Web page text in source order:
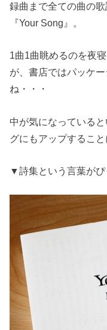
録曲まで全ての曲の
『Your Song』。
1曲1曲眺めるのを夜
が、書店ではパッケ
ね・・・
中が気になっている
グにもアップすること
▼詩集という言葉がぴ